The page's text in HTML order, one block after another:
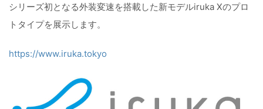
シリーズ初となる外装変速を搭載した新モデルiruka Xのプロ
トタイプを展示します。
https://www.iruka.tokyo